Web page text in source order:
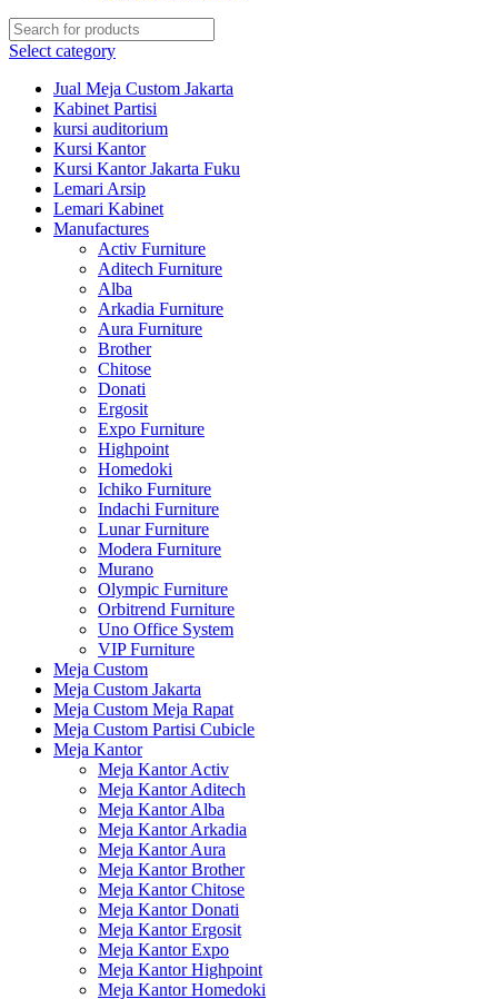
Select category
Jual Meja Custom Jakarta
Kabinet Partisi
kursi auditorium
Kursi Kantor
Kursi Kantor Jakarta Fuku
Lemari Arsip
Lemari Kabinet
Manufactures
Activ Furniture
Aditech Furniture
Alba
Arkadia Furniture
Aura Furniture
Brother
Chitose
Donati
Ergosit
Expo Furniture
Highpoint
Homedoki
Ichiko Furniture
Indachi Furniture
Lunar Furniture
Modera Furniture
Murano
Olympic Furniture
Orbitrend Furniture
Uno Office System
VIP Furniture
Meja Custom
Meja Custom Jakarta
Meja Custom Meja Rapat
Meja Custom Partisi Cubicle
Meja Kantor
Meja Kantor Activ
Meja Kantor Aditech
Meja Kantor Alba
Meja Kantor Arkadia
Meja Kantor Aura
Meja Kantor Brother
Meja Kantor Chitose
Meja Kantor Donati
Meja Kantor Ergosit
Meja Kantor Expo
Meja Kantor Highpoint
Meja Kantor Homedoki